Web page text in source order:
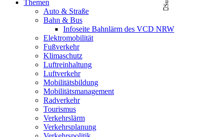
Themen
Auto & Straße
Bahn & Bus
Infoseite Bahnlärm des VCD NRW
Elektromobilität
Fußverkehr
Klimaschutz
Luftreinhaltung
Luftverkehr
Mobilitätsbildung
Mobilitätsmanagement
Radverkehr
Tourismus
Verkehrslärm
Verkehrsplanung